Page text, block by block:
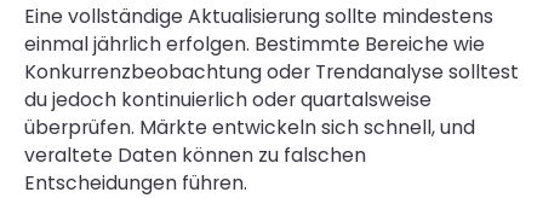
Eine vollständige Aktualisierung sollte mindestens
einmal jährlich erfolgen. Bestimmte Bereiche wie
Konkurrenzbeobachtung oder Trendanalyse solltest
du jedoch kontinuierlich oder quartalsweise
überprüfen. Märkte entwickeln sich schnell, und
veraltete Daten können zu falschen
Entscheidungen führen.